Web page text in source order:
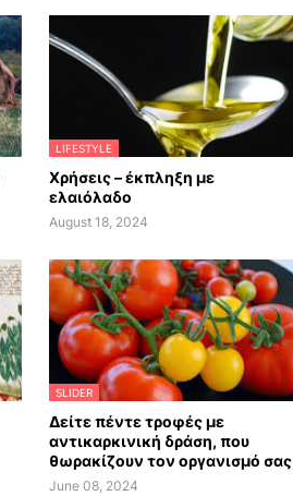
LIFESTYLE
Χρήσεις – έκπληξη με
ελαιόλαδο
August 18, 2024
SLIDER
Δείτε πέντε τροφές με
αντικαρκινική δράση, που
θωρακίζουν τον οργανισμό σας
June 08, 2024